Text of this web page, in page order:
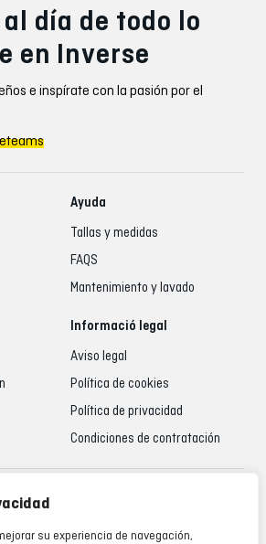
su experiencia de navegación,
día de todo lo
en Inverse
e inspírate con la pasión por el
Ayuda
Tallas y medidas
FAQS
Mantenimiento y lavado
Informació legal
Aviso legal
Política de cookies
Política de privacidad
Condiciones de contratación